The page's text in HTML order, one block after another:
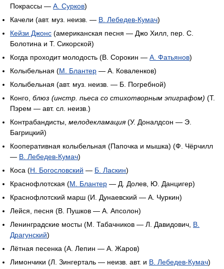
Покрассы — А. Сурков)
Качели (авт. муз. неизв. — В. Лебедев-Кумач)
Кейзи Джонс (американская песня — Джо Хилл, пер. С.
Болотина и Т. Сикорской)
Когда проходит молодость (В. Сорокин — А. Фатьянов)
Колыбельная (М. Блантер — А. Коваленков)
Колыбельная (авт. муз. неизв. — Б. Погребной)
Конго, блюз (инстр. пьеса со стихотворным эпиграфом) (Т.
Пэрем — авт. сл. неизв.)
Контрабандисты, мелодекламация(У. Доналдсон — Э.
Багрицкий)
Кооперативная колыбельная (Папочка и мышка) (Ф. Чёрчилл
— В. Лебедев-Кумач)
Коса (Н. Богословский — Б. Ласкин)
Краснофлотская (М. Блантер — Д. Долев, Ю. Данцигер)
Краснофлотский марш (И. Дунаевский — А. Чуркин)
Лейся, песня (В. Пушков — А. Апсолон)
Ленинградские мосты (М. Табачников — Л. Давидович, В.
Драгунский)
Лётная песенка (А. Лепин — А. Жаров)
Лимончики (Л. Зингерталь — неизв. авт. и В. Лебедев-Кумач)